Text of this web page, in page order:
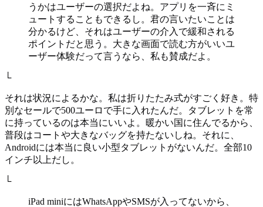
うかはユーザーの選択だよね。アプリを一斉にミ
ュートすることもできるし。君の言いたいことは
分かるけど、それはユーザーの介入で緩和される
ポイントだと思う。大きな画面で読む方がいいユ
ーザー体験だって言うなら、私も賛成だよ。
└
それは状況によるかな。私は折りたたみ式がすごく好き。特
別なセールで500ユーロで手に入れたんだ。タブレットを常
に持っているのは本当にいいよ。暖かい国に住んでるから、
普段はコートや大きなバッグを持たないしね。それに、
Androidには本当に良い小型タブレットがないんだ。全部10
インチ以上だし。
└
iPad miniにはWhatsAppやSMSが入ってないから、